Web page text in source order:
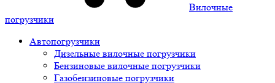
Вилочные
погрузчики
Автопогрузчики
Дизельные вилочные погрузчики
Бензиновые вилочные погрузчики
Газобензиновые погрузчики